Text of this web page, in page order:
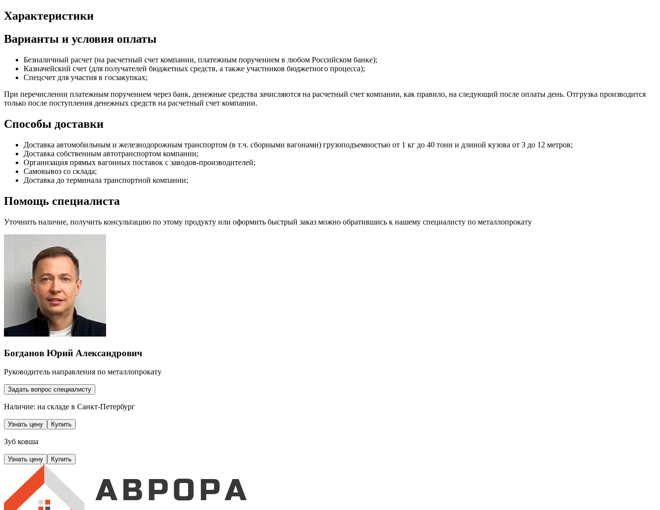
Характеристики
Варианты и условия оплаты
Безналичный расчет (на расчетный счет компании, платежным поручением в любом Российском банке);
Казначейский счет (для получателей бюджетных средств, а также участников бюджетного процесса);
Спецсчет для участия в госзакупках;
При перечислении платежным поручением через банк, денежные средства зачисляются на расчетный счет компании, как правило, на следующий после оплаты день. Отгрузка производится
только после поступления денежных средств на расчетный счет компании.
Способы доставки
Доставка автомобильным и железнодорожным транспортом (в т.ч. сборными вагонами) грузоподъемностью от 1 кг до 40 тонн и длиной кузова от 3 до 12 метров;
Доставка собственным автотранспортом компании;
Организация прямых вагонных поставок с заводов-производителей;
Самовывоз со склада;
Доставка до терминала транспортной компании;
Помощь специалиста
Уточнить наличие, получить консультацию по этому продукту или оформить быстрый заказ можно обратившись к нашему специалисту по металлопрокату
Богданов Юрий Александрович
Руководитель направления по металлопрокату
Задать вопрос специалисту
Наличие: на складе в Санкт-Петербург
Узнать цену Купить
Зуб ковша
Узнать цену Купить